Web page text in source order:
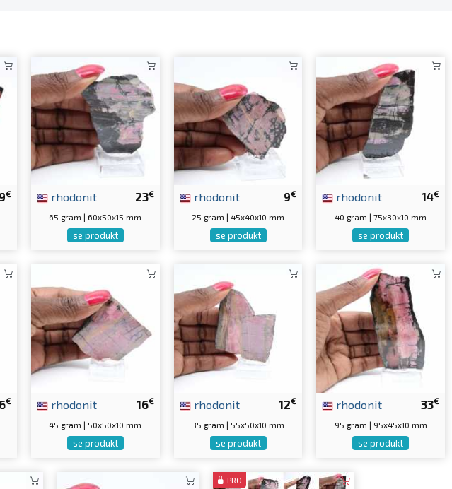
€ 23€
rhodonit
65 gram | 60x50x15 mm
se produkt
9€
rhodonit
25 gram | 45x40x10 mm
se produkt
14€
rhodonit
40 gram | 75x30x10 mm
se produkt
€ 16€
rhodonit
45 gram | 50x50x10 mm
se produkt
12€
rhodonit
35 gram | 55x50x10 mm
se produkt
33€
rhodonit
95 gram | 95x45x10 mm
se produkt
PRO